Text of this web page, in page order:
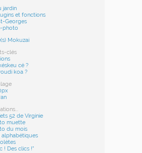
jardin
et fonctions
Georges
photo
Mokuzai
clés
cé ?
koa ?
52 de Virginie
muette
du mois
! Des clics !"